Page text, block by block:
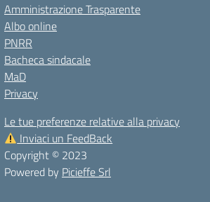
Amministrazione Trasparente
Albo online
PNRR
Bacheca sindacale
MaD
Privacy
Le tue preferenze relative alla privacy
Inviaci un FeedBack
Copyright © 2023
Powered by Picieffe Srl